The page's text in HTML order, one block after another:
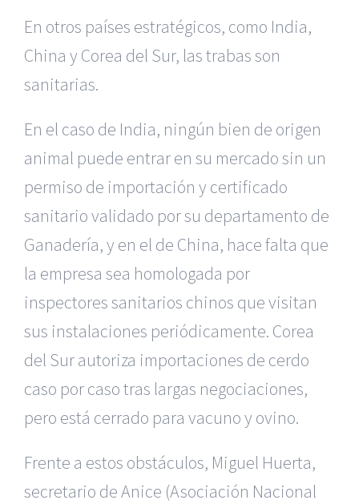
En otros países estratégicos, como India,
China y Corea del Sur, las trabas son
sanitarias.
En el caso de India, ningún bien de origen
animal puede entrar en su mercado sin un
permiso de importación y certificado
sanitario validado por su departamento de
Ganadería, y en el de China, hace falta que
la empresa sea homologada por
inspectores sanitarios chinos que visitan
sus instalaciones periódicamente. Corea
del Sur autoriza importaciones de cerdo
caso por caso tras largas negociaciones,
pero está cerrado para vacuno y ovino.
Frente a estos obstáculos, Miguel Huerta,
secretario de Anice (Asociación Nacional